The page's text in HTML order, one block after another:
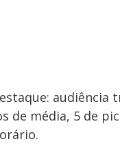
audiência
de média, 5 de